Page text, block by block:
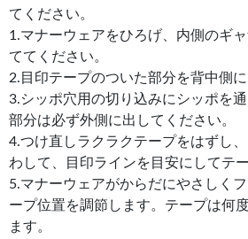
てください。
1.マナーウェアをひろげ、内側のギ
ててください。
2.目印テープのついた部分を背中側に
3.シッポ穴用の切り込みにシッポを
部分は必ず外側に出してください。
4.つけ直しラクラクテープをはずし
わして、目印ラインを目安にしてテ
5.マナーウェアがからだにやさしく
ープ位置を調節します。テープは何
ます。